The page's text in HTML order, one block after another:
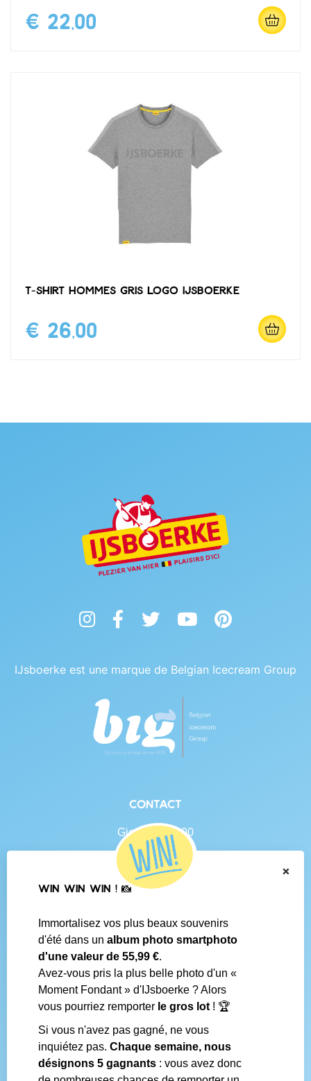
€ 22,00
T-shirt hommes gris logo IJsboerke
€ 26,00
InstagramFacebookTwitter YouTubePinterest
IJsboerke est une marque de Belgian Icecream Group
Contact
Gierlebaan 100
B-2460 Tielen
BE 0438.625.684
Contact
Conditions générales
Questions fréquentes
Média social
Boutiques IJsboerke
Livrer votre courrier des fans
Concours IJsboerke
Réalisé par
×
WIN WIN WIN ! 📸
Immortalisez vos plus beaux souvenirs
d'été dans un album photo smartphoto
d'une valeur de 55,99 €.
Avez-vous pris la plus belle photo d'un «
Moment Fondant » d'IJsboerke ? Alors
vous pourriez remporter le gros lot ! 🏆
Si vous n'avez pas gagné, ne vous
inquiétez pas. Chaque semaine, nous
désignons 5 gagnants : vous avez donc